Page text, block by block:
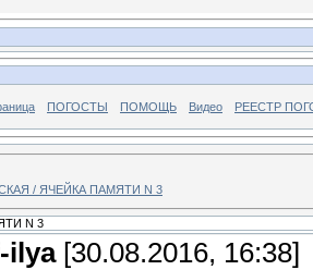
ПОГОСТЫ ПОМОЩЬ Видео РЕЕСТР
/ ЯЧЕЙКА ПАМЯТИ N 3
N 3
ilya[30.08.2016, 16:38]